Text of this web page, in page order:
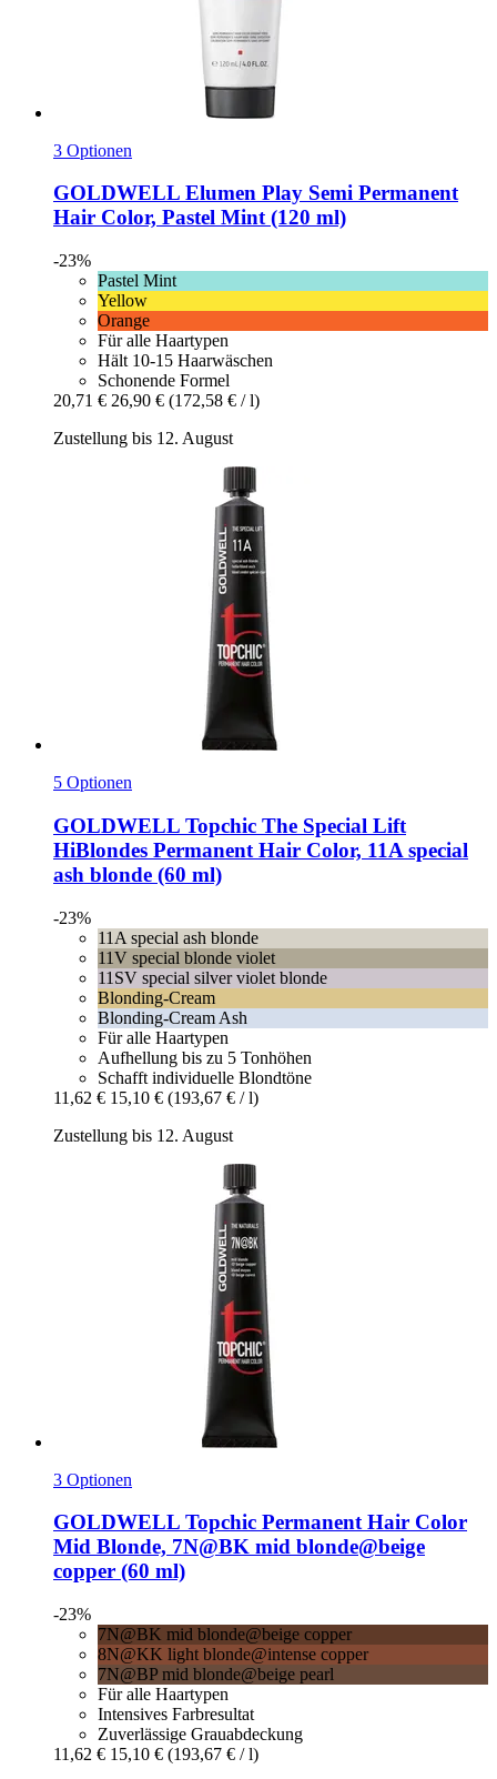
3 Optionen
GOLDWELL Elumen Play Semi Permanent
Hair Color, Pastel Mint (120 ml)
-23%
Pastel Mint
Yellow
Orange
Für alle Haartypen
Hält 10-15 Haarwäschen
Schonende Formel
20,71 € 26,90 € (172,58 € / l)
Zustellung bis 12. August
5 Optionen
GOLDWELL Topchic The Special Lift
HiBlondes Permanent Hair Color, 11A special
ash blonde (60 ml)
-23%
11A special ash blonde
11V special blonde violet
11SV special silver violet blonde
Blonding-Cream
Blonding-Cream Ash
Für alle Haartypen
Aufhellung bis zu 5 Tonhöhen
Schafft individuelle Blondtöne
11,62 € 15,10 € (193,67 € / l)
Zustellung bis 12. August
3 Optionen
GOLDWELL Topchic Permanent Hair Color
Mid Blonde, 7N@BK mid blonde@beige
copper (60 ml)
-23%
7N@BK mid blonde@beige copper
8N@KK light blonde@intense copper
7N@BP mid blonde@beige pearl
Für alle Haartypen
Intensives Farbresultat
Zuverlässige Grauabdeckung
11,62 € 15,10 € (193,67 € / l)